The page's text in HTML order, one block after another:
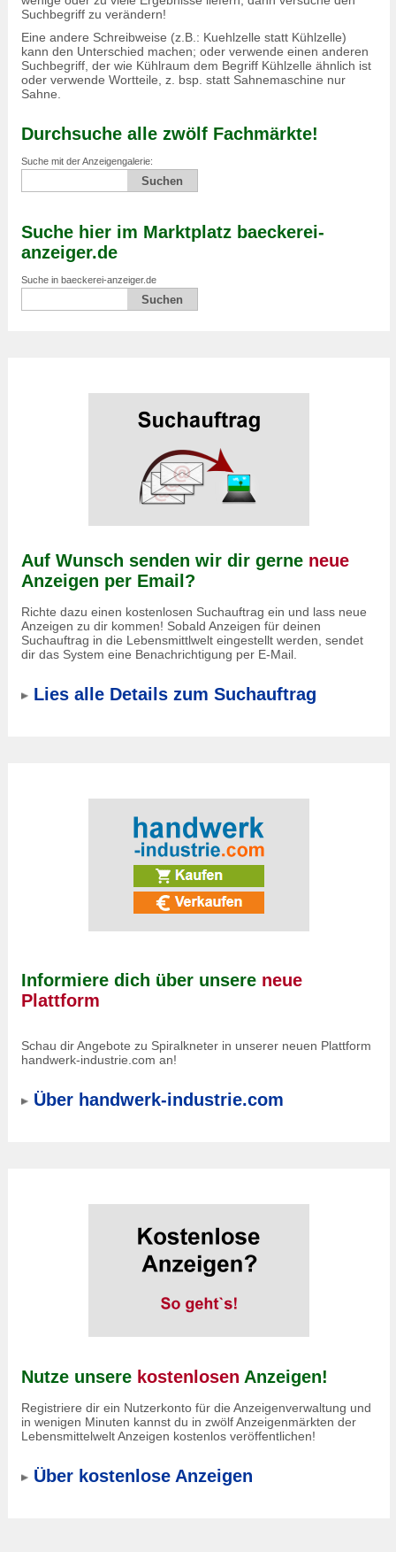
Suchbegriff zu verändern!
Eine andere Schreibweise (z.B.: Kuehlzelle statt Kühlzelle)
kann den Unterschied machen; oder verwende einen anderen
Suchbegriff, der wie Kühlraum dem Begriff Kühlzelle ähnlich ist
oder verwende Wortteile, z. bsp. statt Sahnemaschine nur
Sahne.
Durchsuche alle zwölf Fachmärkte!
Suche mit der Anzeigengalerie:
Suche hier im Marktplatz baeckerei-
anzeiger.de
Suche in baeckerei-anzeiger.de
Auf Wunsch senden wir dir gerne neue
Anzeigen per Email?
Richte dazu einen kostenlosen Suchauftrag ein und lass neue
Anzeigen zu dir kommen! Sobald Anzeigen für deinen
Suchauftrag in die Lebensmittlwelt eingestellt werden, sendet
dir das System eine Benachrichtigung per E-Mail.
Lies alle Details zum Suchauftrag
Informiere dich über unsere neue
Plattform
Schau dir Angebote zu Spiralkneter in unserer neuen Plattform
handwerk-industrie.com an!
Über handwerk-industrie.com
Nutze unsere kostenlosen Anzeigen!
Registriere dir ein Nutzerkonto für die Anzeigenverwaltung und
in wenigen Minuten kannst du in zwölf Anzeigenmärkten der
Lebensmittelwelt Anzeigen kostenlos veröffentlichen!
Über kostenlose Anzeigen